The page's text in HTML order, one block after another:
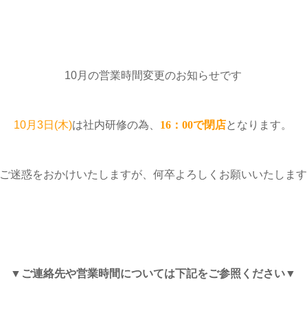
10月の営業時間変更のお知らせです
10月3日(木)は社内研修の為、 16：00で閉店となります。
ご迷惑をおかけいたしますが、何卒よろしくお願いいたします
▼ご連絡先や営業時間については下記をご参照ください▼